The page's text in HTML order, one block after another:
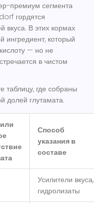
премиум сегмента
гордятся
вкуса. В этих кормах
ингредиент, который
— но не
в чистом
таблицу, где собраны
долей глутамата.
Способ
указания в
составе
Усилители вкуса,
гидролизаты